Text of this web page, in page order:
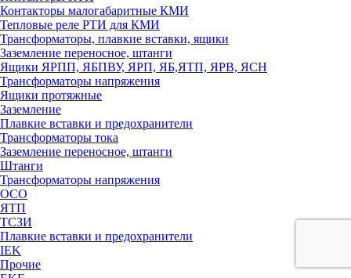
Контакторы малогабаритные КМИ
Тепловые реле РTИ для КМИ
Трансформаторы, плавкие вставки, ящики
Заземление переносное, штанги
Ящики ЯРПП, ЯБПВУ, ЯРП, ЯБ,ЯТП, ЯРВ, ЯСН
Трансформаторы напряжения
Ящики протяжные
Заземление
Плавкие вставки и предохранители
Трансформаторы тока
Заземление переносное, штанги
Штанги
Трансформаторы напряжения
ОСО
ЯТП
ТСЗИ
Плавкие вставки и предохранители
IEK
Прочие